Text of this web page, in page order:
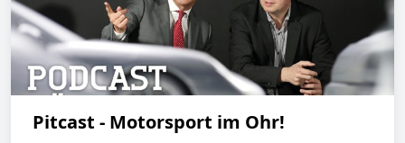
Pitcast - Motorsport im Ohr!